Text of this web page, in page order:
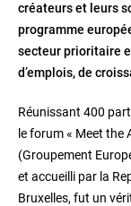
créateurs et leurs
programme
secteur prioritaire
d’emplois, de
Réunissant 400
le forum « Meet the
(Groupement
et accueilli par la
Bruxelles, fut un